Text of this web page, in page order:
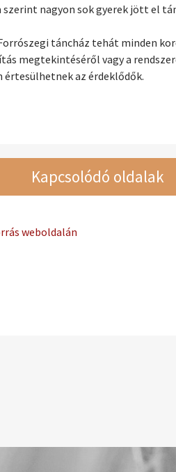
szerint nagyon sok gyerek jött el
Forrószegi táncház tehát minden
megtekintéséről vagy a
értesülhetnek az érdeklődők.
Kapcsolódó oldalak
weboldalán